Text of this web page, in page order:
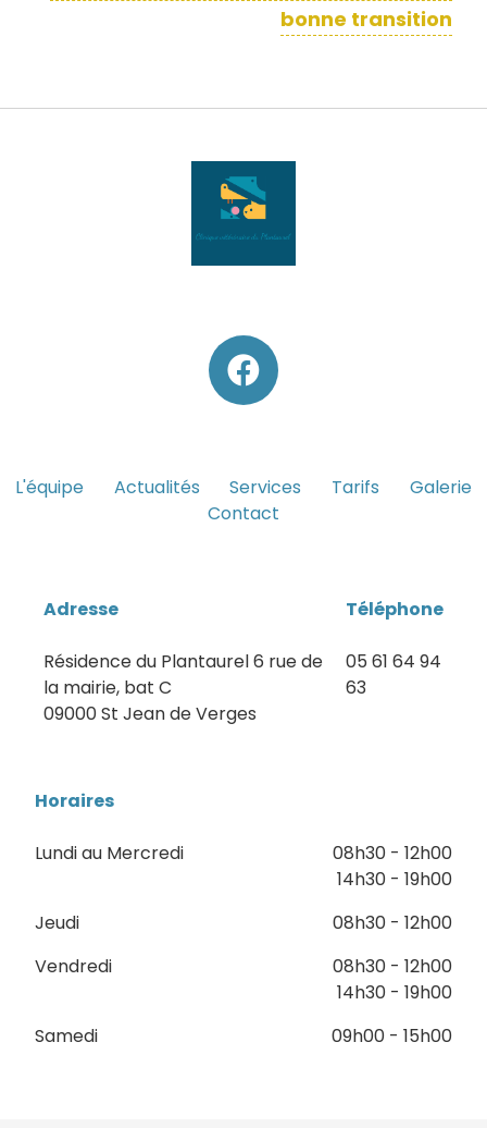
bonne transition
L'équipe Actualités Services Tarifs
Galerie
Contact
Adresse
Résidence du Plantaurel 6 rue de
la mairie, bat C
09000 St Jean de Verges
Téléphone
05 61 64 94
63
Horaires
Lundi au Mercredi
08h30 - 12h00
14h30 - 19h00
Jeudi
08h30 - 12h00
Vendredi
08h30 - 12h00
14h30 - 19h00
Samedi
09h00 - 15h00